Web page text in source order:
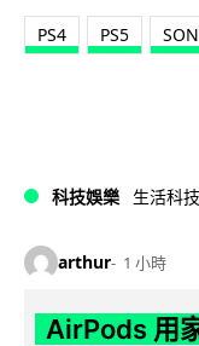
PS4 PS5
科技娛樂 生活科技
arthur 1 小時
AirPods 用